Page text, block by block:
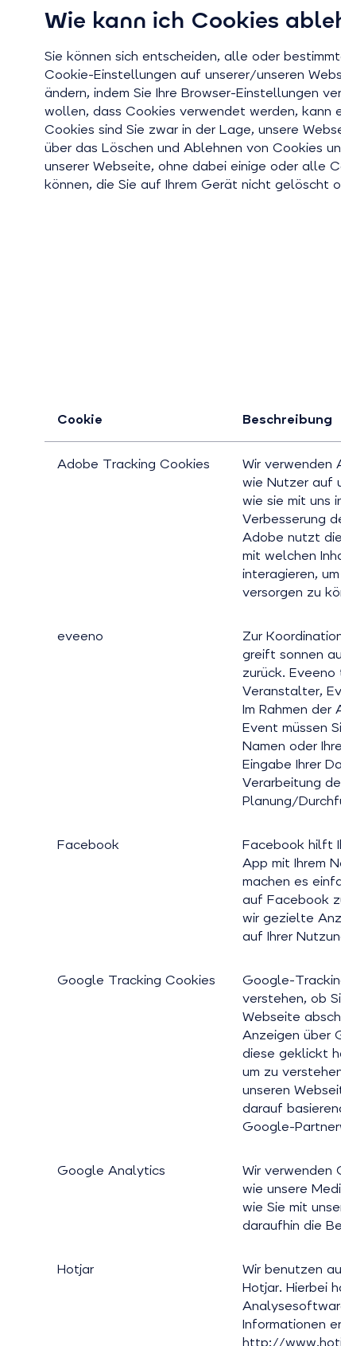
Wie kann ich Cookies
Sie können sich entscheiden, alle oder
Cookie-Einstellungen auf unserer/unseren
ändern, indem Sie Ihre Browser-Einstellungen
wollen, dass Cookies verwendet werden, kann
Cookies sind Sie zwar in der Lage, unsere
über das Löschen und Ablehnen von Cookies
unserer Webseite, ohne dabei einige oder alle
können, die Sie auf Ihrem Gerät nicht gelöscht
Cookie Beschreibung
Adobe Tracking Cookies
Wir verwenden
wie Nutzer auf
wie sie mit uns
Verbesserung
Adobe nutzt
mit welchen
interagieren,
versorgen zu
eveeno
Zur
greift sonnen
zurück.
Veranstalter,
Im Rahmen der
Event müssen
Namen oder
Eingabe Ihrer
Verarbeitung
Planung/
Facebook
Facebook hilft
App mit Ihrem
machen es
auf Facebook
wir gezielte
auf Ihrer
Google Tracking Cookies
Google-
verstehen, ob
Webseite
Anzeigen über
diese geklickt
um zu
unseren
darauf
Google-
Google Analytics
Wir verwenden
wie unsere
wie Sie mit
daraufhin die
Hotjar
Wir benutzen
Hotjar. Hierbei
Informationen
http://